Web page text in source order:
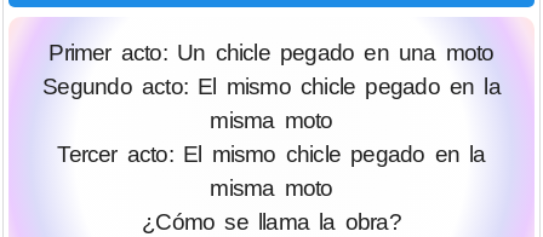
Primer acto: Un chicle pegado en una moto
Segundo acto: El mismo chicle pegado en la
misma moto
Tercer acto: El mismo chicle pegado en la
misma moto
¿Cómo se llama la obra?